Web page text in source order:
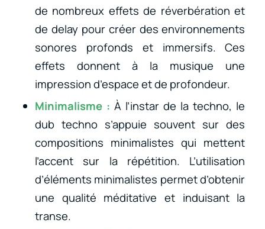
de nombreux effets de réverbération et
de delay pour créer des environnements
sonores profonds et immersifs. Ces
effets donnent à la musique une
impression d’espace et de profondeur.
Minimalisme : À l’instar de la techno, le
dub techno s’appuie souvent sur des
compositions minimalistes qui mettent
l’accent sur la répétition. L’utilisation
d’éléments minimalistes permet d’obtenir
une qualité méditative et induisant la
transe.